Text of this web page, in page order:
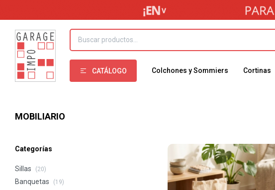
CATÁLOGO Colchones y Sommiers Cortinas
MOBILIARIO
Categorías
Sillas (20)
Banquetas (19)